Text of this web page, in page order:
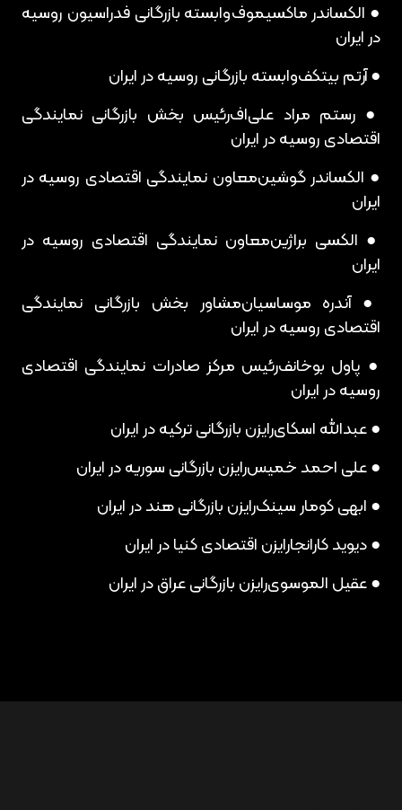
● الکساندر ماکسیموفوابسته بازرگانی فدراسیون روسیه
در ایران
● آرتم بیتکفوابسته بازرگانی روسیه در ایران
● رستم مراد علی‌افرئیس بخش بازرگانی نمایندگی
اقتصادی روسیه در ایران
● الکساندر گوشینمعاون نمایندگی اقتصادی روسیه در
ایران
● الکسی براژینمعاون نمایندگی اقتصادی روسیه در
ایران
● آندره موساسیانمشاور بخش بازرگانی نمایندگی
اقتصادی روسیه در ایران
● پاول بوخانفرئیس مرکز صادرات نمایندگی اقتصادی
روسیه در ایران
● عبدالله اسکایرایزن بازرگانی ترکیه در ایران
● علی احمد خمیسرایزن بازرگانی سوریه در ایران
● ابهی کومار سینکرایزن بازرگانی هند در ایران
● دیوید کارانجارایزن اقتصادی کنیا در ایران
● عقیل الموسویرایزن بازرگانی عراق در ایران